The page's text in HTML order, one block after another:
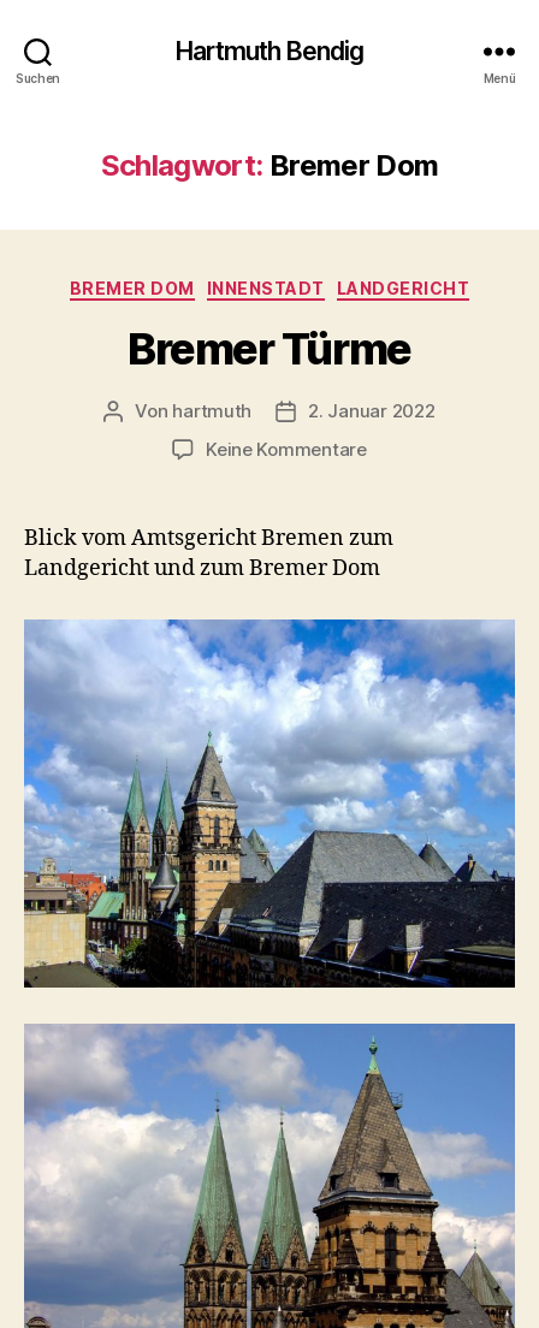
Suchen
Hartmuth Bendig
Menü
Schlagwort: Bremer Dom
Kategorien
BREMER DOM INNENSTADT LANDGERICHT
Bremer Türme
Beitragsautor
Von hartmuth Veröffentlichungsdatum
2. Januar 2022
Keine Kommentarezu
Blick vom Amtsgericht Bremen zum
Landgericht und zum Bremer Dom